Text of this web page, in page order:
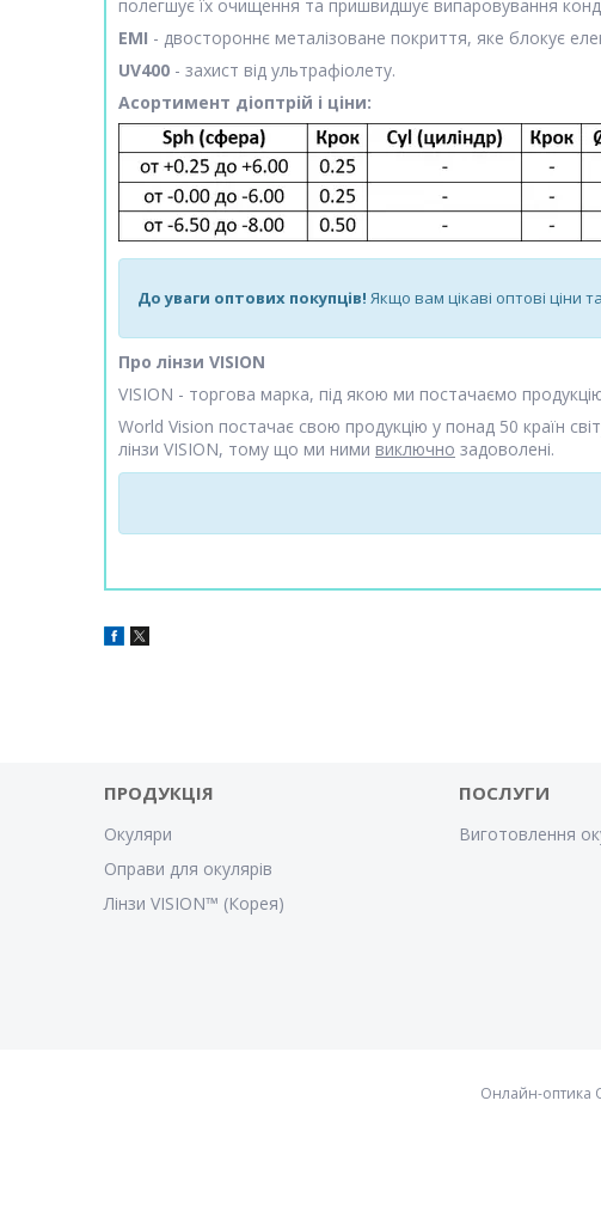
полегшує їх очищення та пришвидшує випаровування
EMI - двостороннє металізоване покриття, яке блокує
UV400 - захист від ультрафіолету.
Асортимент діоптрій і ціни:
До уваги оптових покупців! Якщо вам цікаві оптові ціни
Про лінзи VISION
VISION - торгова марка, під якою ми постачаємо
World Vision постачає свою продукцію у понад 50 країн
лінзи VISION, тому що ми ними виключно задоволені.
ПРОДУКЦІЯ
Окуляри
Оправи для окулярів
Лінзи VISION™ (Корея)
ПОСЛУГИ
Виготовлення